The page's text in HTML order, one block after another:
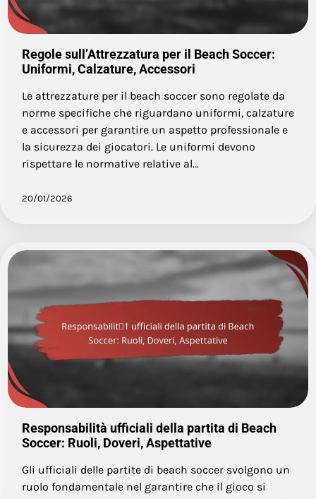
Regole sull’Attrezzatura per il Beach Soccer:
Uniformi, Calzature, Accessori
Le attrezzature per il beach soccer sono regolate da
norme specifiche che riguardano uniformi, calzature
e accessori per garantire un aspetto professionale e
la sicurezza dei giocatori. Le uniformi devono
rispettare le normative relative al…
20/01/2026
Responsabilità ufficiali della partita di Beach
Soccer: Ruoli, Doveri, Aspettative
Gli ufficiali delle partite di beach soccer svolgono un
ruolo fondamentale nel garantire che il gioco si